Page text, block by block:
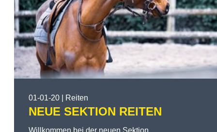
Ausschussmitglied
Seebacher Michael
Stuefer Florian
01-01-20 | Reiten
NEUE SEKTION REITEN
Willkommen bei der neuen Sektion